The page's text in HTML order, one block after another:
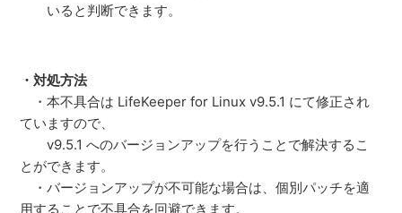
いると判断できます。
・対処方法
・本不具合は LifeKeeper for Linux v9.5.1 にて修正され
ていますので、
v9.5.1 へのバージョンアップを行うことで解決するこ
とができます。
・バージョンアップが不可能な場合は、個別パッチを適
用することで不具合を回避できます。